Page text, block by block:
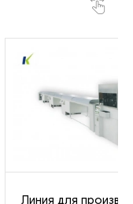
Линия для